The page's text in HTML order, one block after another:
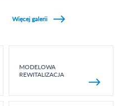
Więcej galerii
MODELOWA
REWITALIZACJA